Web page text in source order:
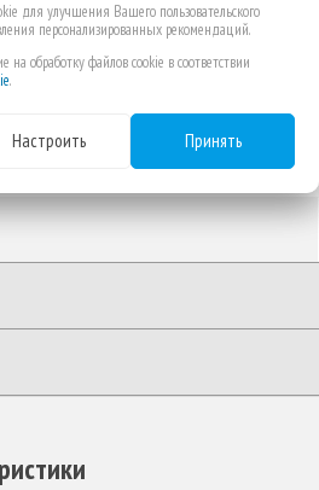
для улучшения Вашего пользовательского
персонализированных рекомендаций.
обработку файлов cookie в соответствии
.
Настроить Принять